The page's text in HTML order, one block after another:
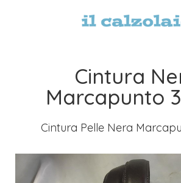
Cintura
Marcapunto
Cintura Pelle Nera